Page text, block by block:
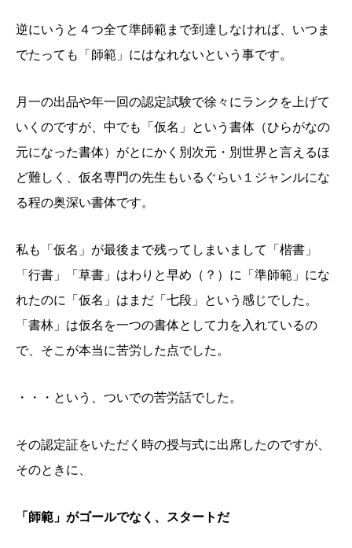
逆にいうと４つ全て準師範まで到達しなければ、いつま
でたっても「師範」にはなれないという事です。
月一の出品や年一回の認定試験で徐々にランクを上げて
いくのですが、中でも「仮名」という書体（ひらがなの
元になった書体）がとにかく別次元・別世界と言えるほ
ど難しく、仮名専門の先生もいるぐらい１ジャンルにな
る程の奥深い書体です。
私も「仮名」が最後まで残ってしまいまして「楷書」
「行書」「草書」はわりと早め（？）に「準師範」にな
れたのに「仮名」はまだ「七段」という感じでした。
「書林」は仮名を一つの書体として力を入れているの
で、そこが本当に苦労した点でした。
・・・という、ついでの苦労話でした。
その認定証をいただく時の授与式に出席したのですが、
そのときに、
「師範」がゴールでなく、スタートだ